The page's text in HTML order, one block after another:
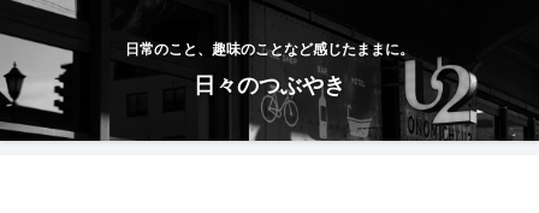
日常のこと、趣味のことなど感じたままに。
日々のつぶやき